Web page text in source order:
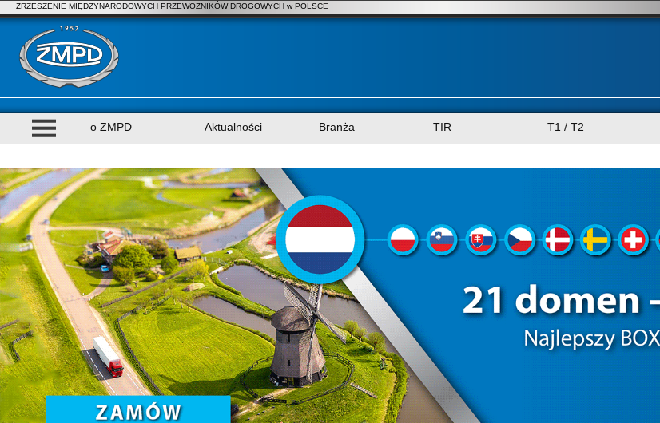
ZRZESZENIE MIĘDZYNARODOWYCH PRZEWOZNIKÓW DROGOWYCH w POLSCE
o ZMPD Aktualności Branża TIR T1 / T2